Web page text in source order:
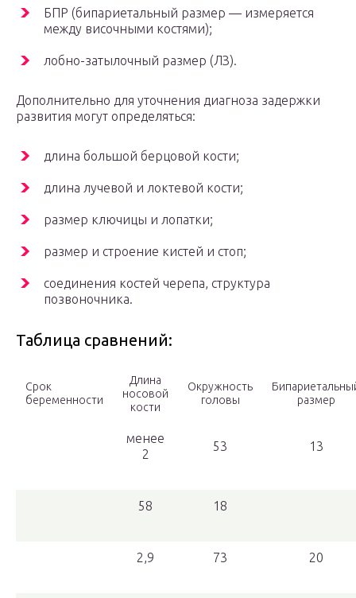
БПР (бипариетальный размер — измеряется
между височными костями);
лобно-затылочный размер (ЛЗ).
Дополнительно для уточнения диагноза задержки
развития могут определяться:
длина большой берцовой кости;
длина лучевой и локтевой кости;
размер ключицы и лопатки;
размер и строение кистей и стоп;
соединения костей черепа, структура
позвоночника.
Таблица сравнений:
Срок
беременности
Длина
носовой
кости
Окружность
головы
размер
менее
2
53 13
58 18
2,9 73 20